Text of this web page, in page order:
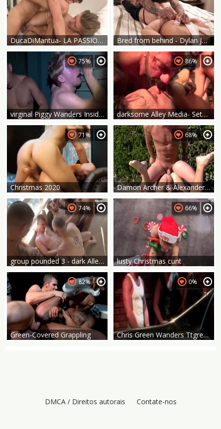
DucaDiMantua- LA PASSIONE DEGLI DEI II - Hoyt & Christian Flop Bred from behind - Dylan James bonks Ian Greene
virginal Piggy Wanders Inside A Creepy Abandoned Place & Is Caught By A 3some Of master Top
75%
darksome Alley Media- Seth Santoro gang gangbang
86%
Christmas 2020
71%
Damon Archer & Alexander Greene - Damon Archer, Alexander Greene
68%
group pounded 3 - dark Alley Media
74%
lusty Christmas cunt
66%
Green-Covered Grappling
82%
Chris Green Wanders Ttgreetingss dude Alley
0%
DMCA / Direitos autorais
Contate-nos